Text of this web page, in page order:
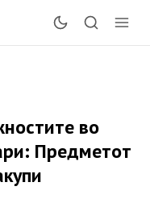
во
Предметот